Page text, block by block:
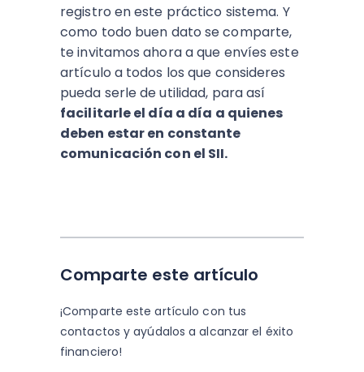
registro en este práctico sistema. Y
como todo buen dato se comparte,
te invitamos ahora a que envíes este
artículo a todos los que consideres
pueda serle de utilidad, para así
facilitarle el día a día a quienes
deben estar en constante
comunicación con el SII.
Comparte este artículo
¡Comparte este artículo con tus
contactos y ayúdalos a alcanzar el éxito
financiero!